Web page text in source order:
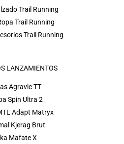
Trail Running
Trail Running
Trail Running
LANZAMIENTOS
Agravic TT
Spin Ultra 2
Adapt Matryx
Kjerag Brut
Mafate X